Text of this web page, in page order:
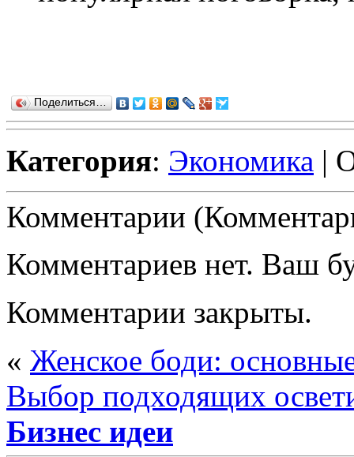
Поделиться…
Категория: Экономика |
Комментарии
Комментариев нет. Ваш
Комментарии закрыты.
« Женское боди:
Выбор подходящих
Бизнес идеи